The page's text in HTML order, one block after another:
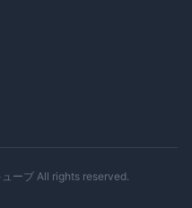
ーブ All rights reserved.